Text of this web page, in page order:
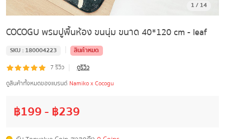
1 / 14
COCOGU พรมปูพื้นห้อง ขนนุ่ม ขนาด 40*120 cm - leaf
SKU : 180004223 |
สินค้าหมด
7 รีวิว |
ดูรีวิว
ดูสินค้าทั้งหมดของแบรนด์ Namiko x Cocogu
฿199- ฿239